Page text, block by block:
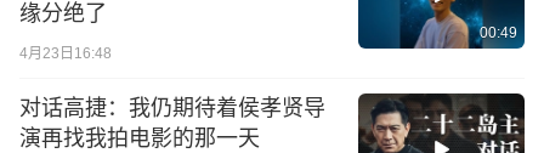
缘分绝了
4月23日16:48
00:49
对话高捷：我仍期待着侯孝贤导
演再找我拍电影的那一天